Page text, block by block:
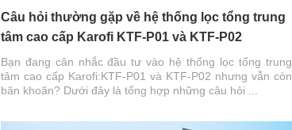
Câu hỏi thường gặp về hệ thống lọc tổng trung
tâm cao cấp Karofi KTF-P01 và KTF-P02
Bạn đang cân nhắc đầu tư vào hệ thống lọc tổng trung
tâm cao cấp Karofi:KTF-P01 và KTF-P02 nhưng vẫn còn
băn khoăn? Dưới đây là tổng hợp những câu hỏi ...